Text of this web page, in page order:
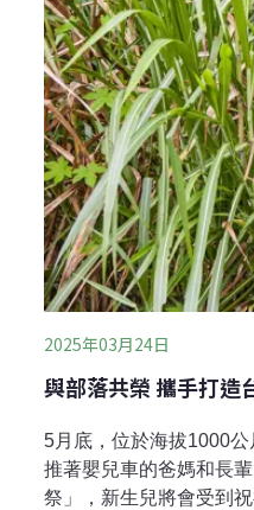
住家旁。慈心基金會在
現迪娜的豆豆田很特別
2025年03月24日
與部落共榮 攜手打造
5月底，位於海拔1000
推著嬰兒車的爸媽和長
祭」，新生兒將會受到